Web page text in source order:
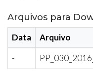
Arquivos para
Data
Arquivo
-